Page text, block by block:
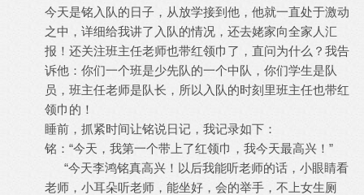
今天是铭入队的日子，从放学接到他，他就一直处于激动
之中，详细给我讲了入队的情况，还去姥家向全家人汇
报！还关注班主任老师也带红领巾了，直问为什么？我告
诉他：你们一个班是少先队的一个中队，你们学生是队
员，班主任老师是队长，所以入队的时刻里班主任也带红
领巾的！
睡前，抓紧时间让铭说日记，我记录如下：
铭：“今天，我第一个带上了红领巾，我今天最高兴！”
“今天李鸿铭真高兴！以后我能听老师的话，小眼睛看
老师，小耳朵听老师，能坐好，会的举手，不上女生厕